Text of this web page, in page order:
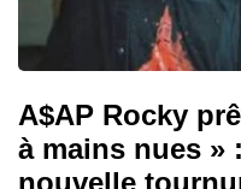
A$AP Rocky
à mains nues »